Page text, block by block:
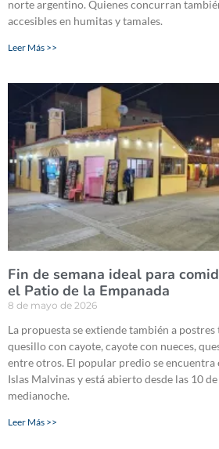
norte argentino. Quienes concurran
accesibles en humitas y tamales.
Leer Más >>
Fin de semana ideal para
el Patio de la Empanada
8 de mayo de 2026
La propuesta se extiende también a
quesillo con cayote, cayote con nueces,
entre otros. El popular predio se encuentra
Islas Malvinas y está abierto desde las 10
medianoche.
Leer Más >>